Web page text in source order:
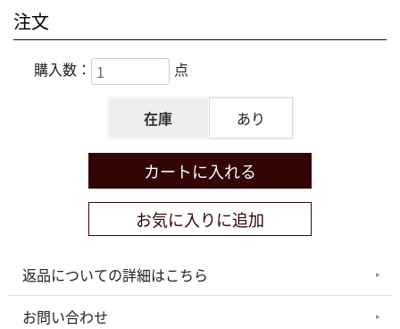
注文
購入数： 点
在庫 あり
返品についての詳細はこちら
お問い合わせ